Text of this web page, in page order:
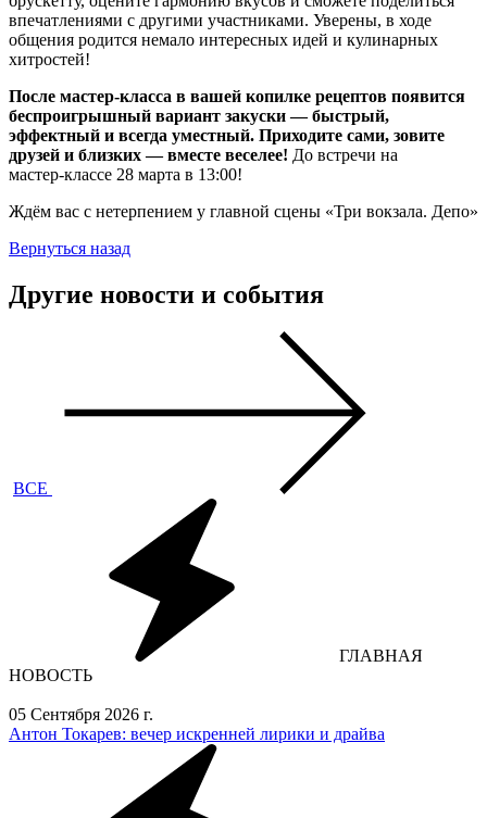
впечатлениями с другими участниками. Уверены, в ходе
общения родится немало интересных идей и кулинарных
хитростей!
После мастер‑класса в вашей копилке рецептов появится
беспроигрышный вариант закуски — быстрый,
эффектный и всегда уместный. Приходите сами, зовите
друзей и близких — вместе веселее! До встречи на
мастер‑классе 28 марта в 13:00!
Ждём вас с нетерпением у главной сцены «Три вокзала. Депо»
Вернуться назад
Другие новости и события
ВСЕ
ГЛАВНАЯ
НОВОСТЬ
05 Сентября 2026 г.
Антон Токарев: вечер искренней лирики и драйва